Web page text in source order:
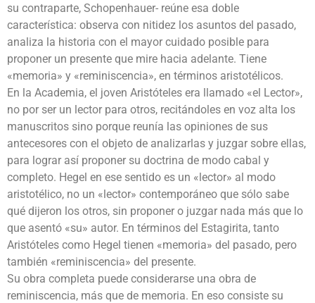
su contraparte, Schopenhauer- reúne esa doble
característica: observa con nitidez los asuntos del pasado,
analiza la historia con el mayor cuidado posible para
proponer un presente que mire hacia adelante. Tiene
«memoria» y «reminiscencia», en términos aristotélicos.
En la Academia, el joven Aristóteles era llamado «el Lector»,
no por ser un lector para otros, recitándoles en voz alta los
manuscritos sino porque reunía las opiniones de sus
antecesores con el objeto de analizarlas y juzgar sobre ellas,
para lograr así proponer su doctrina de modo cabal y
completo. Hegel en ese sentido es un «lector» al modo
aristotélico, no un «lector» contemporáneo que sólo sabe
qué dijeron los otros, sin proponer o juzgar nada más que lo
que asentó «su» autor. En términos del Estagirita, tanto
Aristóteles como Hegel tienen «memoria» del pasado, pero
también «reminiscencia» del presente.
Su obra completa puede considerarse una obra de
reminiscencia, más que de memoria. En eso consiste su